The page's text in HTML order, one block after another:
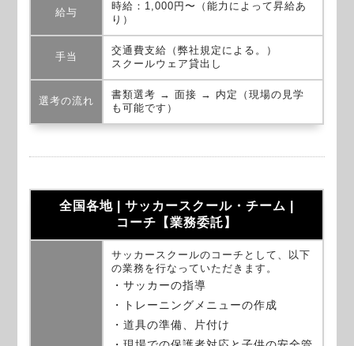
給与
時給：1,000円〜（能力によって昇給あ
り）
手当
交通費支給（弊社規定による。）
スクールウェア貸出し
選考の流れ
書類選考 → 面接 → 内定（現場の見学
も可能です）
全国各地 | サッカースクール・チーム |
コーチ【業務委託】
サッカースクールのコーチとして、以下
の業務を行なっていただきます。
・サッカーの指導
・トレーニングメニューの作成
・道具の準備、片付け